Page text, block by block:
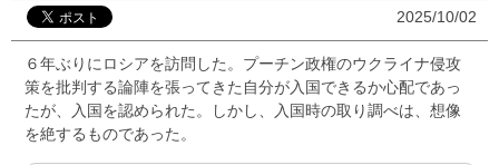
2025/10/02
６年ぶりにロシアを訪問した。プーチン政権のウクライナ侵攻
策を批判する論陣を張ってきた自分が入国できるか心配であっ
たが、入国を認められた。しかし、入国時の取り調べは、想像
を絶するものであった。